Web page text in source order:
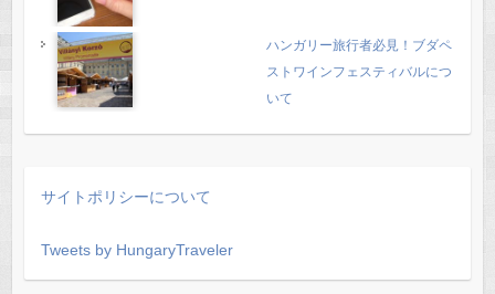
ハンガリー旅行者必見！ブダペ
ストワインフェスティバルにつ
いて
サイトポリシーについて
Tweets by HungaryTraveler